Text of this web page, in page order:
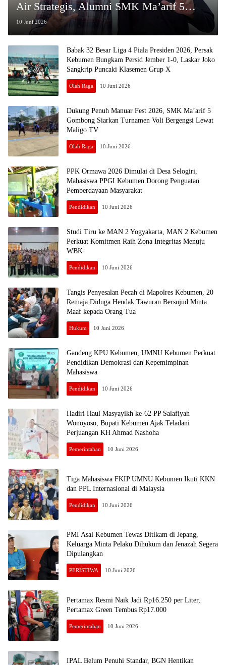
Air Strategis, Alumni SMK Ma’arif 5
Gombong Raih Juara Nasional Lewat
Riset Lingkungan
10 Juni 2026
Babak 32 Besar Liga 4 Piala Presiden 2026, Persak
Kebumen Bungkam Persid Jember 1-0, Laskar Joko
Sangkrip Puncaki Klasemen Grup X
Olah Raga 10 Juni 2026
Dukung Penuh Manuar Fest 2026, SMK Ma’arif 5
Gombong Siarkan Turnamen Voli Bergengsi Lewat
Maligo TV
Olah Raga 10 Juni 2026
PPK Ormawa 2026 Dimulai di Desa Selogiri,
Mahasiswa PPGI Kebumen Dorong Penguatan
Pemberdayaan Masyarakat
Pendidikan 10 Juni 2026
Studi Tiru ke MAN 2 Yogyakarta, MAN 2 Kebumen
Perkuat Komitmen Raih Zona Integritas Menuju
WBK
Pendidikan 10 Juni 2026
Tangis Penyesalan Pecah di Mapolres Kebumen, 20
Remaja Diduga Hendak Tawuran Bersujud Minta
Maaf kepada Orang Tua
Hukum 10 Juni 2026
Gandeng KPU Kebumen, UMNU Kebumen Perkuat
Pendidikan Demokrasi dan Kepemimpinan
Mahasiswa
Pendidikan 10 Juni 2026
Hadiri Haul Masyayikh ke-62 PP Salafiyah
Wonoyoso, Bupati Kebumen Ajak Teladani
Perjuangan KH Ahmad Nashoha
Pemerintahan 10 Juni 2026
Tiga Mahasiswa FKIP UMNU Kebumen Ikuti KKN
dan PPL Internasional di Malaysia
Pendidikan 10 Juni 2026
PMI Asal Kebumen Tewas Ditikam di Jepang,
Keluarga Minta Pelaku Dihukum dan Jenazah Segera
Dipulangkan
PERISTIWA 10 Juni 2026
Pertamax Resmi Naik Jadi Rp16.250 per Liter,
Pertamax Green Tembus Rp17.000
Pemerintahan 10 Juni 2026
IPAL Belum Penuhi Standar, BGN Hentikan